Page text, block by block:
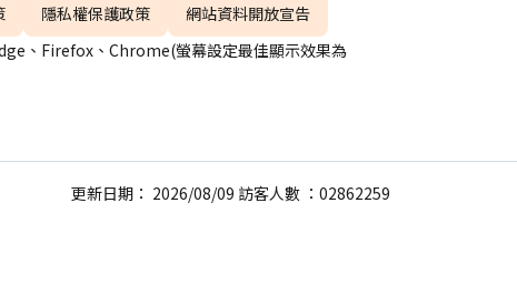
隱私權保護政策
網站資料開放宣告
、Firefox、Chrome(螢幕設定最佳顯示效果為
更新日期： 2026/08/09 訪客人數 ：02862259